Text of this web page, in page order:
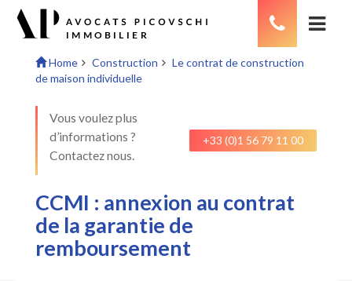
Home Construction
Le contrat de construction
de maison individuelle
Vous voulez plus
d’informations ?
Contactez nous.
+33 (0)1 56 79 11 00
CCMI : annexion au contrat
de la garantie de
remboursement